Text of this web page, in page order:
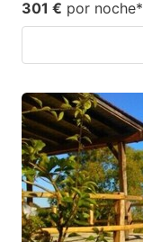
301 € por noche*